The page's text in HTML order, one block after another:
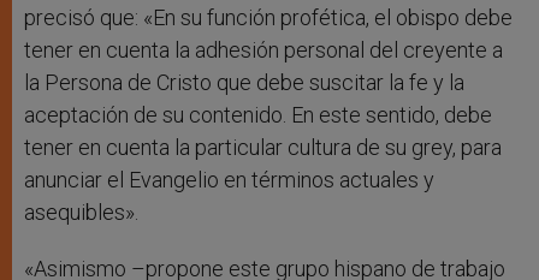
precisó que: «En su función profética, el obispo debe
tener en cuenta la adhesión personal del creyente a
la Persona de Cristo que debe suscitar la fe y la
aceptación de su contenido. En este sentido, debe
tener en cuenta la particular cultura de su grey, para
anunciar el Evangelio en términos actuales y
asequibles».
«Asimismo –propone este grupo hispano de trabajo